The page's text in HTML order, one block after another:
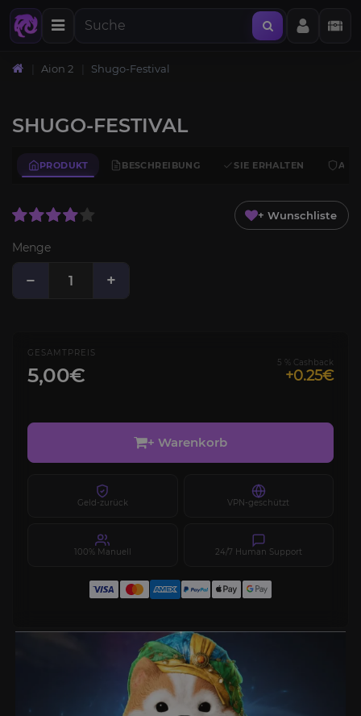
Aion 2 Shugo-Festival
SHUGO-FESTIVAL
PRODUKT BESCHREIBUNG SIE ERHALTEN
+ Wunschliste
Menge
− +
GESAMTPREIS
5,00€
5 % Cashback
+0.25€
+ Warenkorb
Geld-zurück VPN-geschützt
100% Manuell 24/7 Human Support